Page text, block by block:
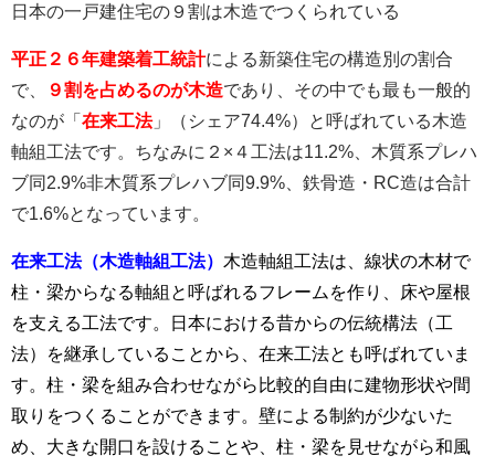
日本の一戸建住宅の９割は木造でつくられている
平正２６年建築着工統計による新築住宅の構造別の割合
で、
９割を占めるのが木造であり、その中でも最も一般的
なのが「 在来工法」（シェア74.4%）と呼ばれている木造
軸組工法です。ちなみに２×４工法は11.2%、木質系プレハ
ブ同2.9%非木質系プレハブ同9.9%、鉄骨造・RC造は合計
で1.6%となっています。
在来工法（木造軸組工法） 木造軸組工法は、線状の木材で
柱・梁からなる軸組と呼ばれるフレームを作り、床や屋根
を支える工法です。日本における昔からの伝統構法（工
法）を継承していることから、在来工法とも呼ばれていま
す。柱・梁を組み合わせながら比較的自由に建物形状や間
取りをつくることができます。壁による制約が少ないた
め、大きな開口を設けることや、柱・梁を見せながら和風